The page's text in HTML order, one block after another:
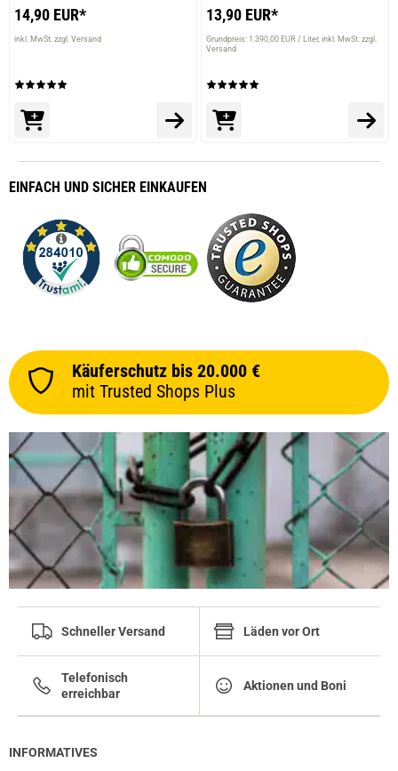
14,90 EUR*
inkl. MwSt. zzgl. Versand
13,90 EUR*
Grundpreis: 1.390,00 EUR / Liter inkl. MwSt. zzgl.
Versand
EINFACH UND SICHER EINKAUFEN
Käuferschutz bis 20.000 €
mit Trusted Shops Plus
Schneller Versand Läden vor Ort
Telefonisch
erreichbar
Aktionen und Boni
INFORMATIVES